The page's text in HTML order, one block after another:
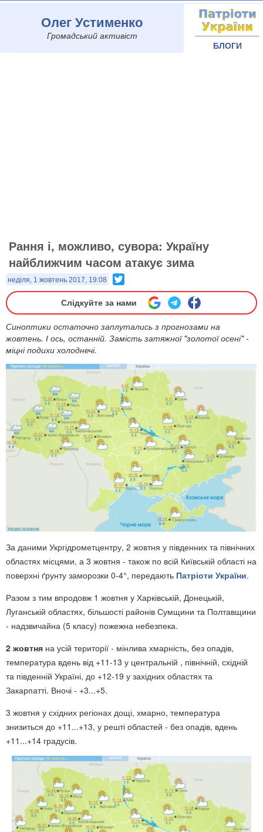
Олег Устименко
Громадський активіст
БЛОГИ
Рання і, можливо, сувора: Україну
найближчим часом атакує зима
неділя, 1 жовтень 2017, 19:08
Слідкуйте за нами
Синоптики остаточно заплутались з прогнозами на
жовтень. І ось, останній. Замість затяжної "золотої осені" -
міцні подихи холоднечі.
За даними Укргідрометцентру, 2 жовтня у південних та північних
областях місцями, а 3 жовтня - також по всій Київській області на
поверхні ґрунту заморозки 0-4°, передають Патріоти України.
Разом з тим впродовж 1 жовтня у Харківській, Донецькій,
Луганській областях, більшості районів Сумщини та Полтавщини
- надзвичайна (5 класу) пожежна небезпека.
2 жовтня на усій території - мінлива хмарність, без опадів,
температура вдень від +11-13 у центральній , північній, східній
та південній Україні, до +12-19 у західних областях та
Закарпатті. Вночі - +3...+5.
3 жовтня у східних регіонах дощі, хмарно, температура
знизиться до +11...+13, у решті областей - без опадів, вдень
+11...+14 градусів.